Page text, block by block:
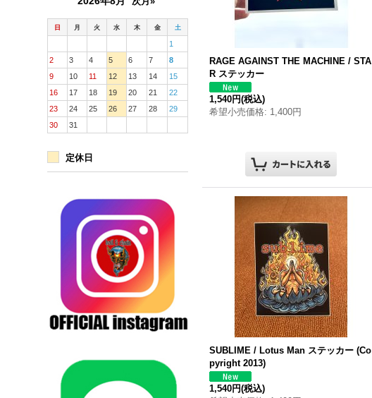
日 月 火 水 木 金 土
1
2
3 4 5 6 7
8
9
10 11 12 13 14
15
16
17 18 19 20 21
22
23
24 25 26 27 28
29
30
31
定休日
RAGE AGAINST THE MACHINE / STA
R ステッカー
1,540円(税込)
希望小売価格: 1,400円
SUBLIME / Lotus Man ステッカー (Co
pyright 2013)
1,540円(税込)